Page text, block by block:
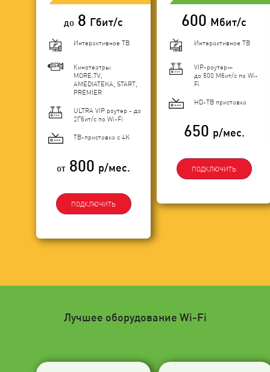
до 8 Гбит/с
Интерактивное ТВ
Кинотеатры:
MORE.TV,
AMEDIATEKA, START,
PREMIER
ULTRA VIP роутер - до
2Гбит/c по Wi-Fi
ТВ-приставка с 4K
от 800 р/мес.
ПОДКЛЮЧИТЬ
600 Мбит/с
Интерактивное ТВ
VIP-роутер—
до 500 Мбит/с по Wi-
Fi
HD-ТВ приставка
650 р/мес.
ПОДКЛЮЧИТЬ
Лучшее оборудование Wi-Fi